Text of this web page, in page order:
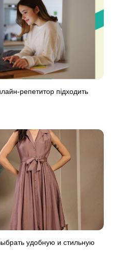
репетитор підходить
удобную и стильную